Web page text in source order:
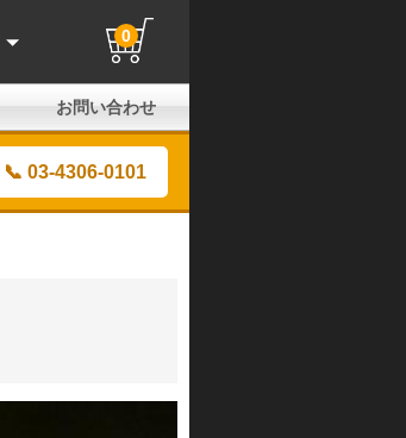
0
お問い合わせ
📞 03-4306-0101